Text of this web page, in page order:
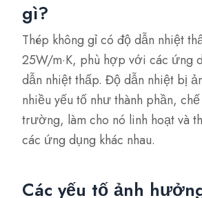
gì?
Thép không gỉ có độ dẫn nhiệt
25W/m·K, phù hợp với các ứng
dẫn nhiệt thấp. Độ dẫn nhiệt bị
nhiều yếu tố như thành phần,
trường, làm cho nó linh hoạt và
các ứng dụng khác nhau.
Các yếu tố ảnh